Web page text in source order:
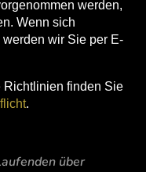
werden,
Wenn sich
wir Sie per E-
Richtlinien finden Sie
.
über